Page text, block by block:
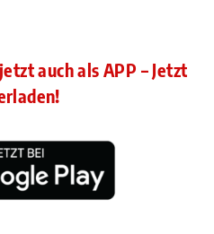
auch als APP – Jetzt